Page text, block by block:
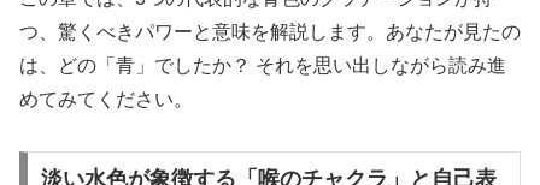
つ、驚くべきパワーと意味を解説します。あなたが見たの
は、どの「青」でしたか？ それを思い出しながら読み進
めてみてください。
淡い水色が象徴する「喉のチャクラ」と自己表